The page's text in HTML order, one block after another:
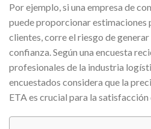
Por ejemplo, si una empresa de
puede proporcionar estimaciones
clientes, corre el riesgo de
confianza. Según una encuesta
profesionales de la industria
encuestados considera que la
ETA es crucial para la satisfacción